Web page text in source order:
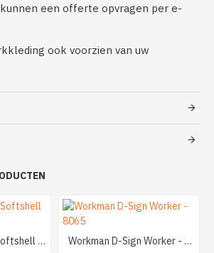
een offerte opvragen per e-
ook voorzien van uw
Workman Winter Softshell Jack - 2536
Workman D-Sign Worker - 8065